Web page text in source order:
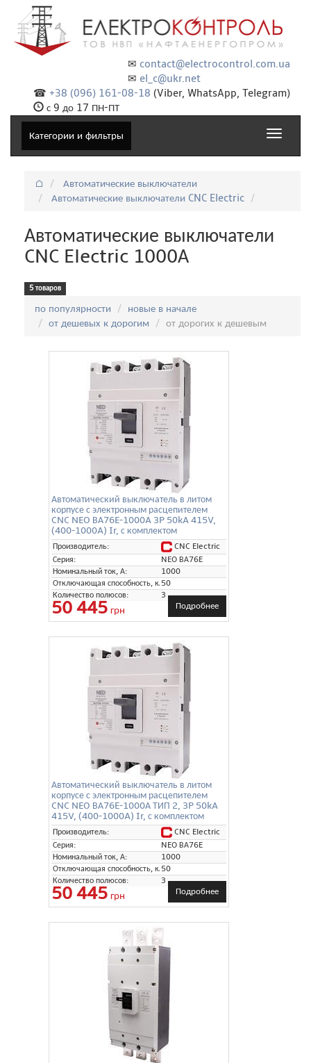
✉ contact@electrocontrol.com.ua
✉ el_c@ukr.net
☎ +38 (096) 161-08-18 (Viber, WhatsApp, Telegram)
с 9 до 17 ПН-ПТ
Категории и фильтры
Toggle
⌂
Автоматические выключатели
Автоматические выключатели CNC Electric
Автоматические выключатели
CNC Electric 1000А
5 товаров
по популярности
новые в начале
от дешевых к дорогим
от дорогих к дешевым
Автоматический выключатель в литом
корпусе с электронным расцепителем
CNC NEO ВА76E-1000A 3P 50kA 415V,
(400-1000A) Ir, с комплектом
переходных шин
Производитель:
CNC Electric
Серия:
NEO ВА76E
Номинальный ток, А:
1000
Отключающая способность, кА:50
Количество полюсов:
3
50 445 грн Подробнее
Автоматический выключатель в литом
корпусе с электронным расцепителем
CNC NEO ВА76E-1000А ТИП 2, 3P 50kA
415V, (400-1000A) Ir, с комплектом
переходных шин
Производитель:
CNC Electric
Серия:
NEO ВА76E
Номинальный ток, А:
1000
Отключающая способность, кА:50
Количество полюсов:
3
50 445 грн Подробнее